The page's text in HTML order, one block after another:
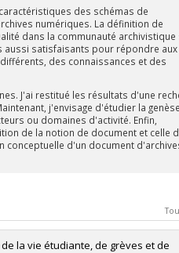
des schémas de
numériques. La définition de
dans la communauté archivistique
aussi satisfaisants pour répondre aux
des connaissances et des
. J'ai restitué les résultats d'une
j'envisage d'étudier la
ou domaines d'activité. Enfin,
de la notion de document et celle
conceptuelle d'un document
la vie étudiante, de grèves et de